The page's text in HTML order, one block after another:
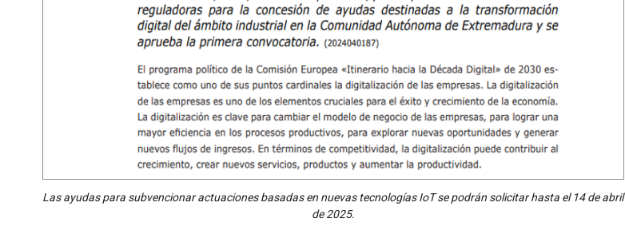
Las ayudas para subvencionar actuaciones basadas en nuevas tecnologías IoT se podrán solicitar hasta el 14 de abril
de 2025.